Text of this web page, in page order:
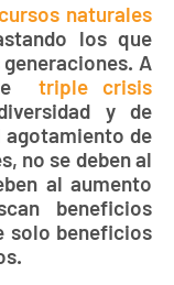
naturales
los que
A
detriple crisis
y de
de
no se deben al
al aumento
beneficios
solo beneficios